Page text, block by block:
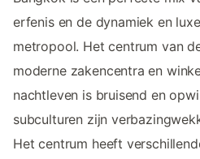
erfenis en de dynamiek en
metropool. Het centrum van
moderne zakencentra en
nachtleven is bruisend en
subculturen zijn
Het centrum heeft